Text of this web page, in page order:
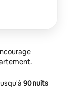
90 nuits